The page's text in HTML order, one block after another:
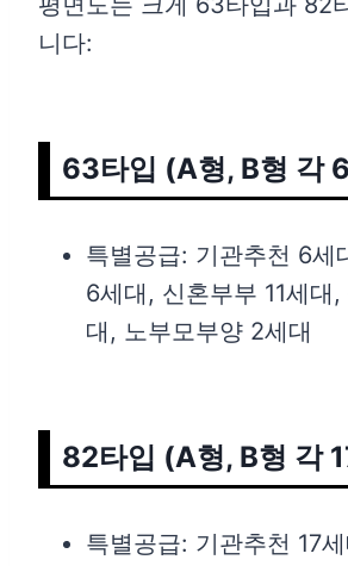
니다:
63타입 (A형, B형 각
특별공급: 기관추천 6세
6세대, 신혼부부 11세대,
대, 노부모부양 2세대
82타입 (A형, B형 각
특별공급: 기관추천 17